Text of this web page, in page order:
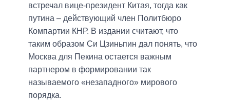
встречал вице-президент Китая, тогда как
путина – действующий член Политбюро
Компартии КНР. В издании считают, что
таким образом Си Цзиньпин дал понять, что
Москва для Пекина остается важным
партнером в формировании так
называемого «незападного» мирового
порядка.